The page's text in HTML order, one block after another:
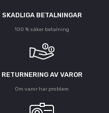
SKADLIGA BETALNINGAR
100 % säker betalning
RETURNERING AV VAROR
Om varor har problem